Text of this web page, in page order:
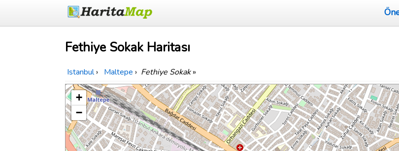
Fethiye Sokak Haritası
Istanbul › Maltepe › Fethiye Sokak»
+
−